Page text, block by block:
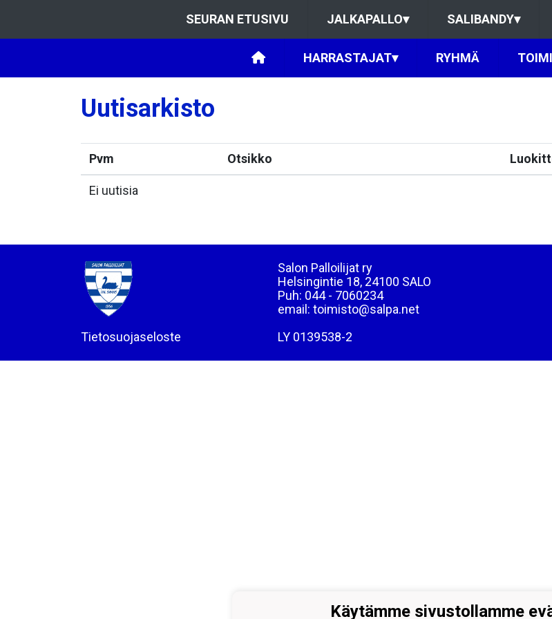
SEURAN ETUSIVU JALKAPALLO▾ SALIBANDY▾
HARRASTAJAT▾ RYHMÄ
Uutisarkisto
Pvm Otsikko
Ei uutisia
Tietosuojaseloste
Salon Palloilijat ry
Helsingintie 18, 24100 SALO
Puh: 044 - 7060234
email: toimisto@salpa.net
LY 0139538-2
Käytämme sivustollamme